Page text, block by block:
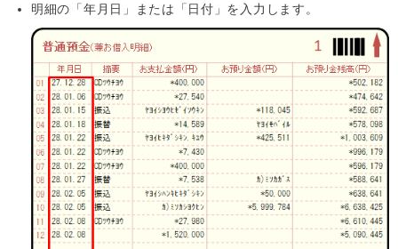
明細の「年月日」または「日付」を入力します。